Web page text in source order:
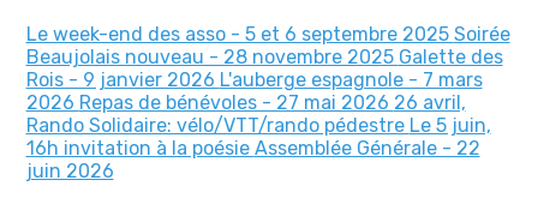
Le week-end des asso - 5 et 6 septembre 2025 Soirée
Beaujolais nouveau - 28 novembre 2025 Galette des
Rois - 9 janvier 2026 L'auberge espagnole - 7 mars
2026 Repas de bénévoles - 27 mai 2026 26 avril,
Rando Solidaire: vélo/VTT/rando pédestre Le 5 juin,
16h invitation à la poésie Assemblée Générale - 22
juin 2026